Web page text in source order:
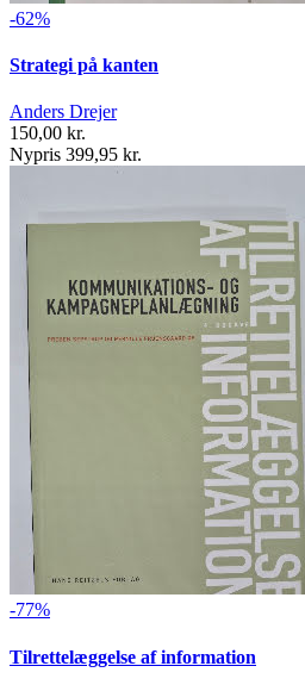
-62%
Strategi på kanten
Anders Drejer
150,00 kr.
Nypris 399,95 kr.
-77%
Tilrettelæggelse af information